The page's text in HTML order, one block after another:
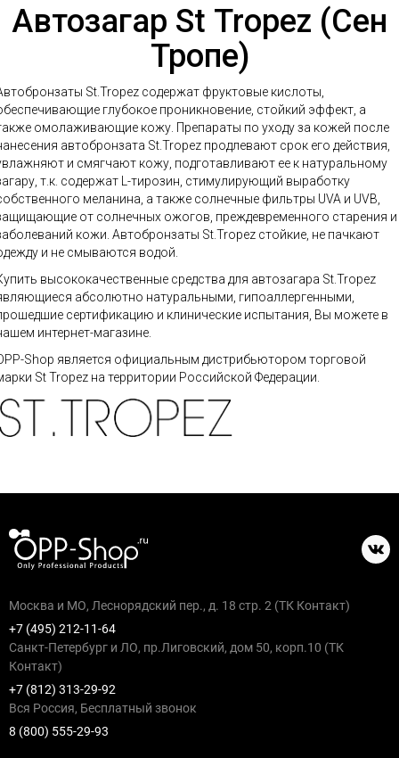
Автозагар St Tropez (Сен
Тропе)
St.Tropez содержат фруктовые кислоты,
глубокое проникновение, стойкий эффект, а
омолаживающие кожу. Препараты по уходу за кожей после
автобронзата St.Tropez продлевают срок его действия,
и смягчают кожу, подготавливают ее к натуральному
т.к. содержат L-тирозин, стимулирующий выработку
меланина, а также солнечные фильтры UVA и UVB,
от солнечных ожогов, преждевременного старения и
кожи. Автобронзаты St.Tropez стойкие, не пачкают
и не смываются водой.
высококачественные средства для автозагара St.Tropez
абсолютно натуральными, гипоаллергенными,
сертификацию и клинические испытания, Вы можете в
интернет-магазине.
Shop является официальным дистрибьютором торговой
St Tropez на территории Российской Федерации.
Москва и МО, Леснорядский пер., д. 18 стр. 2 (ТК Контакт)
+7 (495) 212-11-64
Санкт-Петербург и ЛО, пр.Лиговский, дом 50, корп.10 (ТК
Контакт)
+7 (812) 313-29-92
Вся Россия, Бесплатный звонок
8 (800) 555-29-93